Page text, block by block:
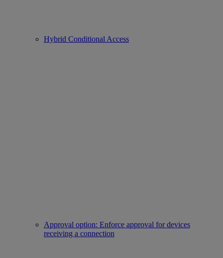
Hybrid Conditional Access
Approval option: Enforce approval for devices
receiving a connection